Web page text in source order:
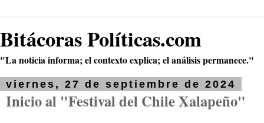
Bitácoras Políticas.com
"La noticia informa; el contexto explica; el análisis permanece."
viernes, 27 de septiembre de 2024
Inicio al "Festival del Chile Xalapeño"